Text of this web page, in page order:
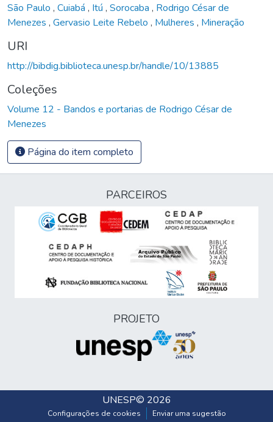
São Paulo , Cuiabá , Itú , Sorocaba , Rodrigo César de
Menezes , Gervasio Leite Rebelo , Mulheres , Mineração
URI
http://bibdig.biblioteca.unesp.br/handle/10/13885
Coleções
Volume 12 - Bandos e portarias de Rodrigo César de
Menezes
Página do item completo
PARCEIROS
PROJETO
UNESP© 2026
Configurações de cookies Enviar uma sugestão